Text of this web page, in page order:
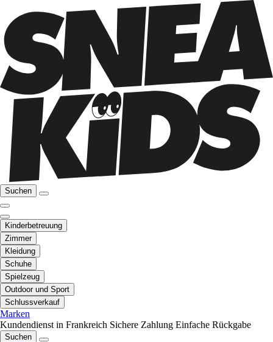
Suchen
Kinderbetreuung
Zimmer
Kleidung
Schuhe
Spielzeug
Outdoor und Sport
Schlussverkauf
Marken
Kundendienst in Frankreich Sichere Zahlung Einfache Rückgabe
Suchen